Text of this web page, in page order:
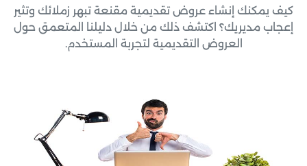
كيف يمكنك إنشاء عروض تقديمية مقنعة تبهر زملائك وتثير
إعجاب مديريك؟ اكتشف ذلك من خلال دليلنا المتعمق حول
العروض التقديمية لتجربة المستخدم.